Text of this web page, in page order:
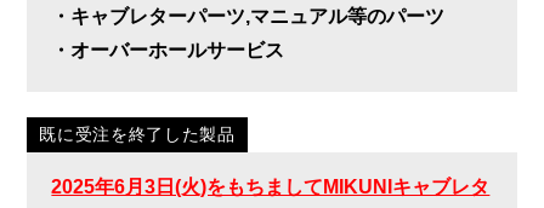
・キャブレターパーツ,マニュアル等のパーツ
・オーバーホールサービス
既に受注を終了した製品
2025年6月3日(火)をもちましてMIKUNIキャブレタ